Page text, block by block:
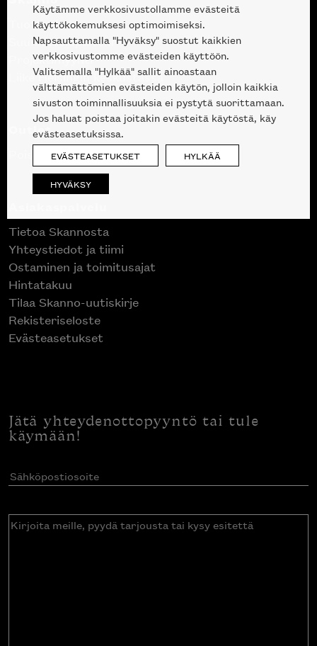
Tuotteet
Suunnittelupalvelu
Projektimyynti
Liike Helsingin keskustassa
Outlet
Poistuvat mallikappaleet
Tietoa Skannosta
Yhteystiedot ja tiimi
Ostaminen ja toimitusajat
Hintatakuu
Tilaa Skanno-uutiskirje
Rekisteriseloste
Evästeasetukset
Jätä yhteydenottopyyntö tai tule
käymään!
Sähköpostiosoite(Pakollinen)
Kirjoita
Käytämme verkkosivustollamme evästeitä
käyttökokemuksesi optimoimiseksi.
Napsauttamalla "Hyväksy" suostut kaikkien
verkkosivustomme evästeiden käyttöön.
Valitsemalla "Hylkää" sallit ainoastaan
välttämättömien evästeiden käytön, jolloin kaikkia
sivuston toiminnallisuuksia ei pystytä suorittamaan.
Jos haluat poistaa joitakin evästeitä käytöstä, käy
evästeasetuksissa.
EVÄSTEASETUKSET HYLKÄÄ
HYVÄKSY